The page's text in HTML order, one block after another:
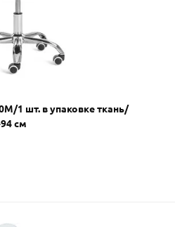
1 шт. в упаковке ткань/
см